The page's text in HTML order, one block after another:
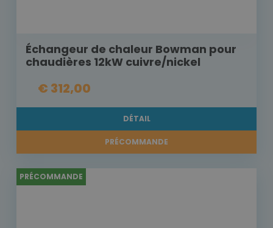
Échangeur de chaleur Bowman pour
chaudières 12kW cuivre/nickel
€ 312,00
DÉTAIL
PRÉCOMMANDE
PRÉCOMMANDE